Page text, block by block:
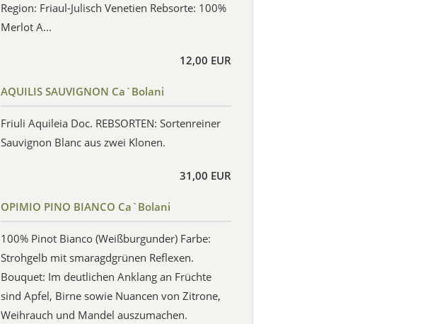
Region: Friaul-Julisch Venetien Rebsorte: 100%
Merlot A...
12,00 EUR
AQUILIS SAUVIGNON Ca`Bolani
Friuli Aquileia Doc. REBSORTEN: Sortenreiner
Sauvignon Blanc aus zwei Klonen.
31,00 EUR
OPIMIO PINO BIANCO Ca`Bolani
100% Pinot Bianco (Weißburgunder) Farbe:
Strohgelb mit smaragdgrünen Reflexen.
Bouquet: Im deutlichen Anklang an Früchte
sind Apfel, Birne sowie Nuancen von Zitrone,
Weihrauch und Mandel auszumachen.